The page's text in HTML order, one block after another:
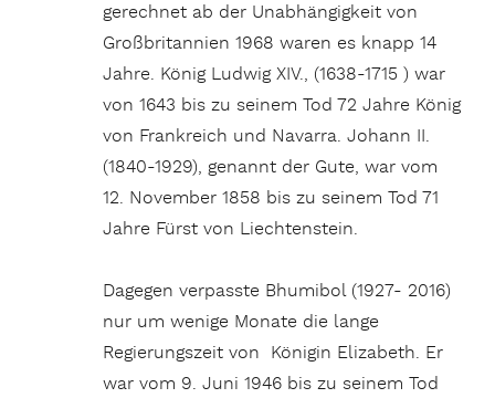
gerechnet ab der Unabhängigkeit von
Großbritannien 1968 waren es knapp 14
Jahre. König Ludwig XIV., (1638-1715 ) war
von 1643 bis zu seinem Tod 72 Jahre König
von Frankreich und Navarra. Johann II.
(1840-1929), genannt der Gute, war vom
12. November 1858 bis zu seinem Tod 71
Jahre Fürst von Liechtenstein.
Dagegen verpasste Bhumibol (1927- 2016)
nur um wenige Monate die lange
Regierungszeit von Königin Elizabeth. Er
war vom 9. Juni 1946 bis zu seinem Tod